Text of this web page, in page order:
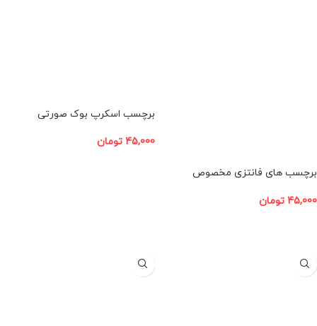
برچسب‌ های فانتزی مخصوص
45,000 تومان
برچسب اسکرپ بوک صورتی
45,000 تومان